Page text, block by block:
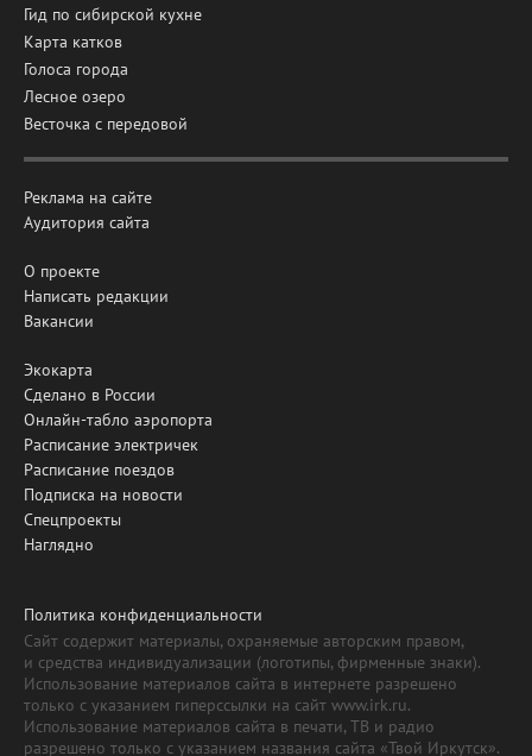
Гид по сибирской кухне
Карта катков
Голоса города
Лесное озеро
Весточка с передовой
Реклама на сайте
Аудитория сайта
О проекте
Написать редакции
Вакансии
Экокарта
Сделано в России
Онлайн-табло аэропорта
Расписание электричек
Расписание поездов
Подписка на новости
Спецпроекты
Наглядно
Политика конфиденциальности
Сайт содержит материалы, охраняемые авторским правом,
и средства индивидуализации (логотипы, фирменные знаки).
Использование материалов сайта в интернете разрешено
только с указанием гиперссылки на сайт www.irk.ru.
Использование материалов сайта в печати, ТВ и радио
разрешено только с указанием названия сайта «Твой Иркутск».